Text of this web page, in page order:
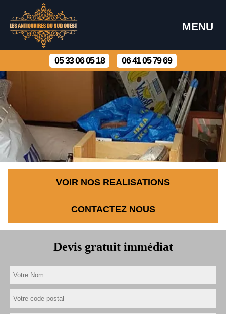
MENU
05 33 06 05 18 06 41 05 79 69
VOIR NOS REALISATIONS
CONTACTEZ NOUS
Devis gratuit immédiat